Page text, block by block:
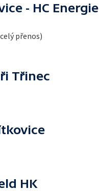
- HC Energie
přenos)
Třinec
HK